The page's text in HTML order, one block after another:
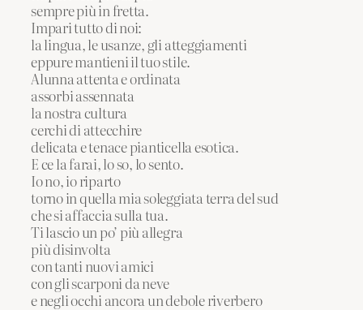
sempre più in fretta.
Impari tutto di noi:
la lingua, le usanze, gli atteggiamenti
eppure mantieni il tuo stile.
Alunna attenta e ordinata
assorbi assennata
la nostra cultura
cerchi di attecchire
delicata e tenace pianticella esotica.
E ce la farai, lo so, lo sento.
Io no, io riparto
torno in quella mia soleggiata terra del sud
che si affaccia sulla tua.
Ti lascio un po’ più allegra
più disinvolta
con tanti nuovi amici
con gli scarponi da neve
e negli occhi ancora un debole riverbero